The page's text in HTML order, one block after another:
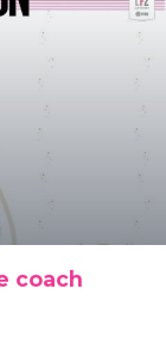
coach